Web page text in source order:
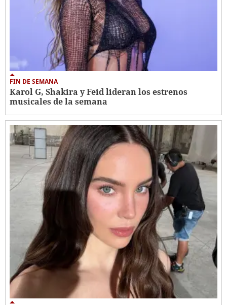
FIN DE SEMANA
Karol G, Shakira y Feid lideran los estrenos
musicales de la semana